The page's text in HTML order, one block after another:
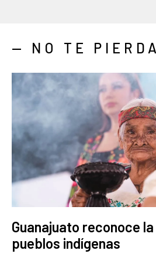
— NO TE
Guanajuato reconoce
pueblos indígenas